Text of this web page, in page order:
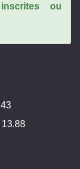
ou
13.88